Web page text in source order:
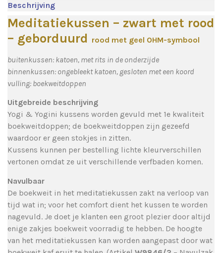
Beschrijving
Meditatiekussen – zwart met rood
– geborduurd rood met geel OHM-symbool
buitenkussen: katoen, met rits in de onderzijde
binnenkussen: ongebleekt katoen, gesloten met een koord
vulling: boekweitdoppen
Uitgebreide beschrijving
Yogi & Yogini kussens worden gevuld met 1e kwaliteit
boekweitdoppen; de boekweitdoppen zijn gezeefd
waardoor er geen stokjes in zitten.
Kussens kunnen per bestelling lichte kleurverschillen
vertonen omdat ze uit verschillende verfbaden komen.
Navulbaar
De boekweit in het meditatiekussen zakt na verloop van
tijd wat in; voor het comfort dient het kussen te worden
nagevuld. Je doet je klanten een groot plezier door altijd
enige zakjes boekweit voorradig te hebben. De hoogte
van het meditatiekussen kan worden aangepast door wat